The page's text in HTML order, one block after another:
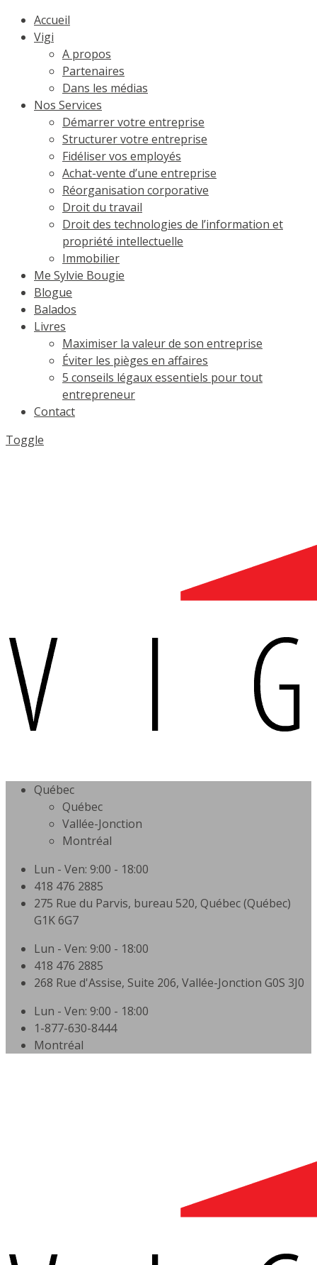
Accueil
Vigi
A propos
Partenaires
Dans les médias
Nos Services
Démarrer votre entreprise
Structurer votre entreprise
Fidéliser vos employés
Achat-vente d’une entreprise
Réorganisation corporative
Droit du travail
Droit des technologies de l’information et
propriété intellectuelle
Immobilier
Me Sylvie Bougie
Blogue
Balados
Livres
Maximiser la valeur de son entreprise
Éviter les pièges en affaires
5 conseils légaux essentiels pour tout
entrepreneur
Contact
Toggle
Québec
Québec
Vallée-Jonction
Montréal
Lun - Ven: 9:00 - 18:00
418 476 2885
275 Rue du Parvis, bureau 520, Québec (Québec)
G1K 6G7
Lun - Ven: 9:00 - 18:00
418 476 2885
268 Rue d'Assise, Suite 206, Vallée-Jonction G0S 3J0
Lun - Ven: 9:00 - 18:00
1-877-630-8444
Montréal